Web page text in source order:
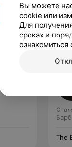
The
Вы можете
cookie или
Для
сроках и
ознакомиться